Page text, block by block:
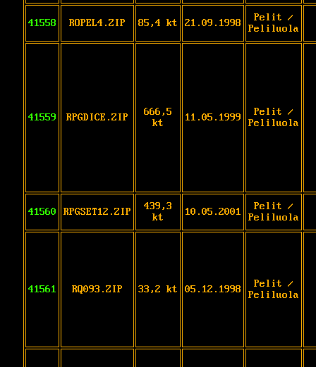
41558 ROPEL4.ZIP 85,4 kt 21.09.1998
Pelit /
Peliluola
41559 RPGDICE.ZIP
666,5
kt
11.05.1999
Pelit /
Peliluola
41560 RPGSET12.ZIP
439,3
kt
10.05.2001
Pelit /
Peliluola
41561 RQ093.ZIP 33,2 kt 05.12.1998
Pelit /
Peliluola